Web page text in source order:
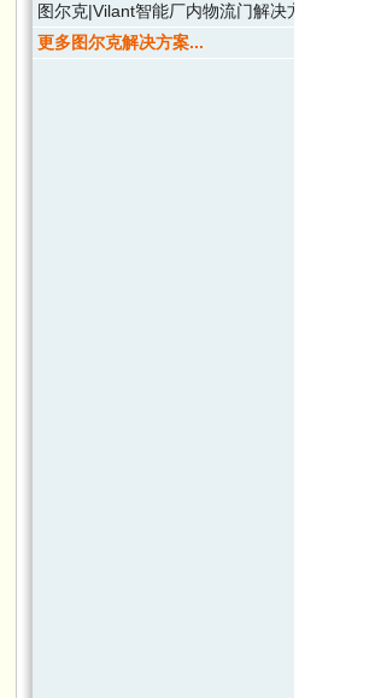
图尔克|Vilant智能厂内物流门解决方案
更多图尔克解决方案...